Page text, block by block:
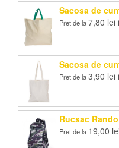
Sacosa de
Pret de la7,80 lei
Sacosa de
Pret de la3,90 lei
Rucsac
Pret de la 19,00